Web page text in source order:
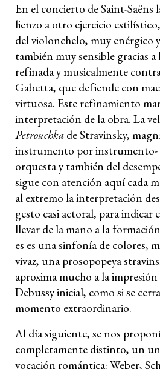
En el concierto de Saint-Saëns
lienzo a otro ejercicio
del violonchelo, muy enérgico
también muy sensible gracias
refinada y musicalmente
Gabetta, que defiende con
virtuosa. Este refinamiento
interpretación de la obra. La
Petrouchka de Stravinsky,
instrumento por instrumento-
orquesta y también del
sigue con atención aquí cada
al extremo la interpretación
gesto casi actoral, para indicar
llevar de la mano a la
es es una sinfonía de colores,
vivaz, una prosopopeya
aproxima mucho a la
Debussy inicial, como si se
momento extraordinario.
Al día siguiente, se nos
completamente distinto, un
vocación romántica: Weber,